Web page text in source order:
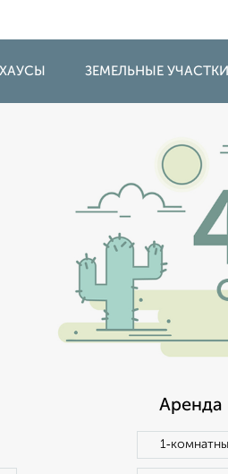
ЗЕМЕЛЬНЫЕ УЧАСТКИ
Аренда